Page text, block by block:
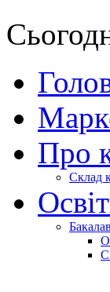
Про
Склад